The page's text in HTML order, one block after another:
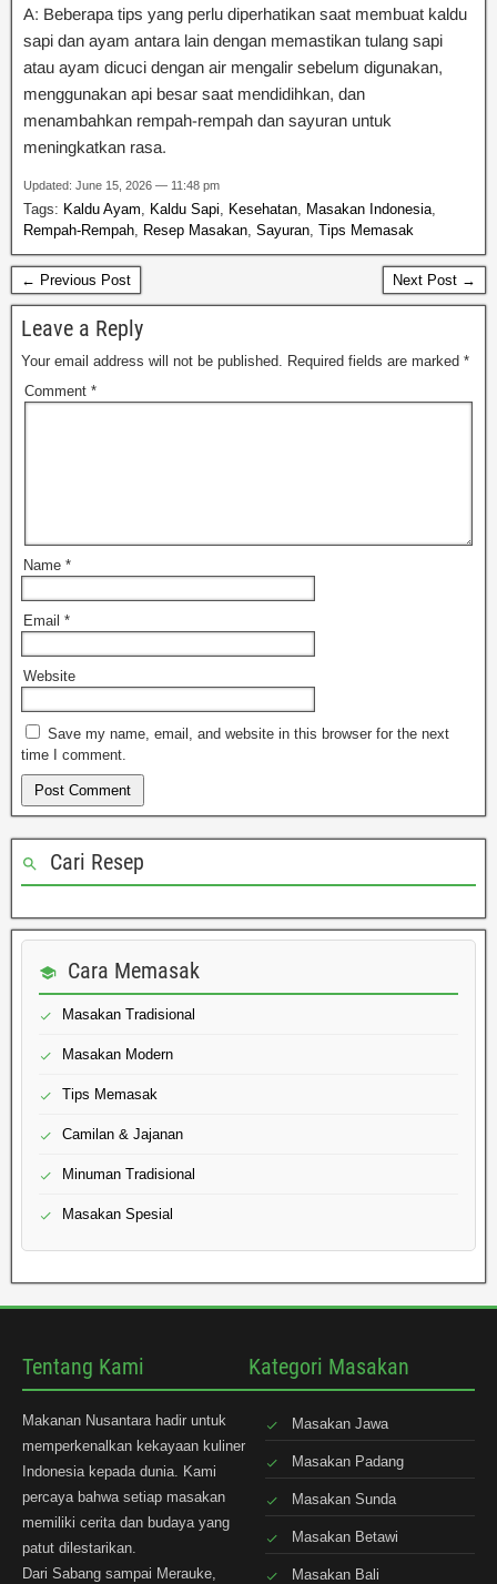
A: Beberapa tips yang perlu diperhatikan saat membuat kaldu
sapi dan ayam antara lain dengan memastikan tulang sapi
atau ayam dicuci dengan air mengalir sebelum digunakan,
menggunakan api besar saat mendidihkan, dan
menambahkan rempah-rempah dan sayuran untuk
meningkatkan rasa.
Updated: June 15, 2026 — 11:48 pm
Tags: Kaldu Ayam, Kaldu Sapi, Kesehatan, Masakan Indonesia,
Rempah-Rempah, Resep Masakan, Sayuran, Tips Memasak
← Previous Post Next Post →
Leave a Reply
Your email address will not be published. Required fields are marked *
Comment *
Name *
Email *
Website
Save my name, email, and website in this browser for the next
time I comment.
Cari Resep
Cara Memasak
Masakan Tradisional
Masakan Modern
Tips Memasak
Camilan & Jajanan
Minuman Tradisional
Masakan Spesial
Tentang Kami
Makanan Nusantara hadir untuk
memperkenalkan kekayaan kuliner
Indonesia kepada dunia. Kami
percaya bahwa setiap masakan
memiliki cerita dan budaya yang
patut dilestarikan.
Dari Sabang sampai Merauke,
Kategori Masakan
Masakan Jawa
Masakan Padang
Masakan Sunda
Masakan Betawi
Masakan Bali